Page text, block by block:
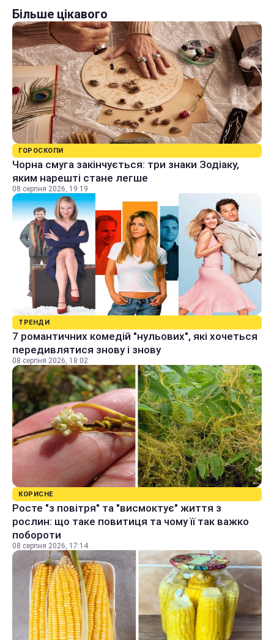
Більше цікавого
ГОРОСКОПИ
Чорна смуга закінчується: три знаки Зодіаку,
яким нарешті стане легше
08 серпня 2026, 19:19
ТРЕНДИ
7 романтичних комедій "нульових", які хочеться
передивлятися знову і знову
08 серпня 2026, 18:02
КОРИСНЕ
Росте "з повітря" та "висмоктує" життя з
рослин: що таке повитиця та чому її так важко
побороти
08 серпня 2026, 17:14